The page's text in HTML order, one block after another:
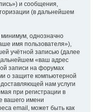
и сообщения,
(в дальнейшем
минимум, однозначно
имя пользователя»),
учётной записью (далее
«ваш адрес
записи на форумах
о защите компьютерной
нам услуги
при регистрации в
вашего имени
email, может быть как